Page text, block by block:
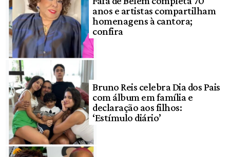
anos e artistas compartilham
homenagens à cantora;
confira
Bruno Reis celebra Dia dos Pais
com álbum em família e
declaração aos filhos:
‘Estímulo diário’